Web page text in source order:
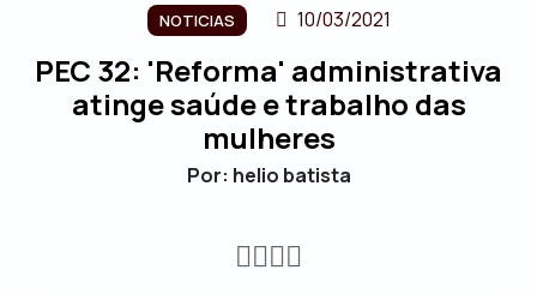
NOTICIAS 10/03/2021
PEC 32: 'Reforma' administrativa
atinge saúde e trabalho das
mulheres
Por: helio batista